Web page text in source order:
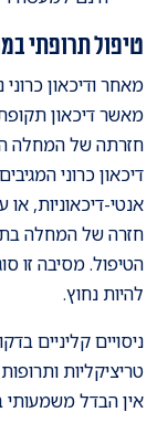
טיפול תרופתי
מאחר ודיכאון
מאשר דיכאון
חזרתה של המחלה
דיכאון כרוני
אנטי-דיכאוניות,
חזרה של המחלה
הטיפול. מסיבה זו
להיות נחוץ.
ניסויים קליניים